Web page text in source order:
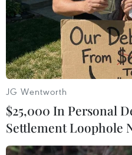
Nhịp điệu Samulnori vang
dội, Áo dài - Hanbok 'khoe
sắc' bên sông Hàn
07/08/2026 04:39
JG Wentworth
$25,000 In Personal
Settlement Loophole